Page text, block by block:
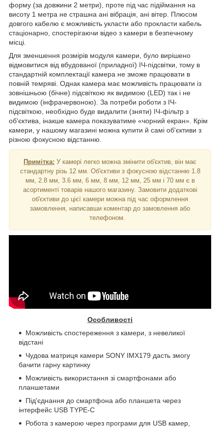
форму (за довжини 2 метри), проте під час підіймання на
висоту 1 метра не страшна ані вібрація, ані вітер. Плюсом
довгого кабелю є можливість укласти або прокласти кабель
стаціонарно, спостерігаючи відео з камери в безпечному
місці.
Для зменшення розмірів модуля камери, було вирішено
відмовитися від вбудованої (приладної) ІЧ-підсвітки, тому в
стандартній комплектації камера не зможе працювати в
повній темряві. Однак камера має можливість працювати із
зовнішньою (бічне) підсвіткою як видимою (LED) так і не
видимою (інфрачервоною). За потреби роботи з ІЧ-
підсвіткою, необхідно буде видалити (зняти) ІЧ-фільтр з
об'єктива, інакше камера показуватиме «чорний екран». Крім
камери, у нашому магазині можна купити й самі об'єктиви з
різною фокусною відстанню.
Примітка: У камері легко можна змінити об'єктив, він має
стандартну різь 12 мм. Об'єктиви з фокусною відстанню 1.8
мм, 2.8 мм, 3.6 мм, 6 мм, 8 мм, 12 мм, 25 мм і 70 мм є в
асортименті товарів нашого магазину. Замовити додаткові
об'єктиви до цієї камери можна під час оформлення
замовлення, написавши коментар до замовлення або
телефоном.
Особливості
Можливість спостереження з камери, з невеликої
відстані
Чудова матриця камери SONY IMX179 дасть змогу
бачити гарну картинку
Можливість використання зі смартфонами або
планшетами
Під'єднання до смартфона або планшета через
інтерфейс USB TYPE-C
Робота з камерою через програми для USB камер,